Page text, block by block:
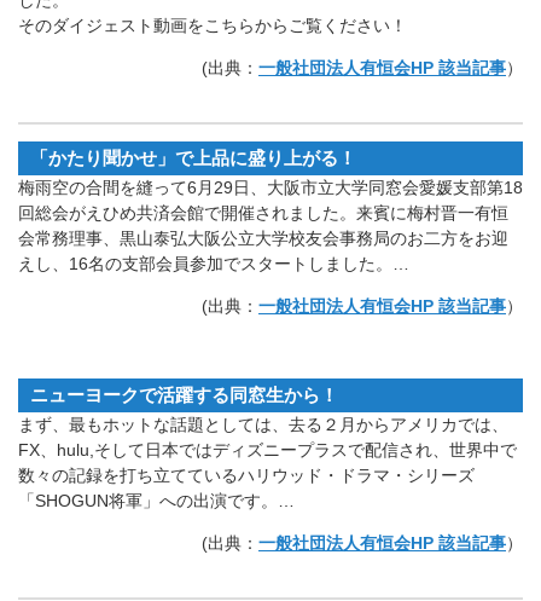
そのダイジェスト動画をこちらからご覧ください！
(出典： 一般社団法人有恒会HP 該当記事）
「かたり聞かせ」で上品に盛り上がる！
梅雨空の合間を縫って6月29日、大阪市立大学同窓会愛媛支部第18
回総会がえひめ共済会館で開催されました。来賓に梅村晋一有恒
会常務理事、黒山泰弘大阪公立大学校友会事務局のお二方をお迎
えし、16名の支部会員参加でスタートしました。…
(出典： 一般社団法人有恒会HP 該当記事）
ニューヨークで活躍する同窓生から！
まず、最もホットな話題としては、去る２月からアメリカでは、
FX、hulu,そして日本ではディズニープラスで配信され、世界中で
数々の記録を打ち立てているハリウッド・ドラマ・シリーズ
「SHOGUN将軍」への出演です。…
(出典： 一般社団法人有恒会HP 該当記事）